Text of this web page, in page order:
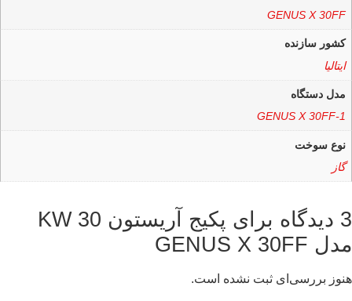
GENUS X 30FF
کشور سازنده
ایتالیا
مدل دستگاه
GENUS X 30FF-1
نوع سوخت
گاز
3 دیدگاه برای
پکیج آریستون 30 KW
مدل GENUS X 30FF
هنوز بررسی‌ای ثبت نشده است.